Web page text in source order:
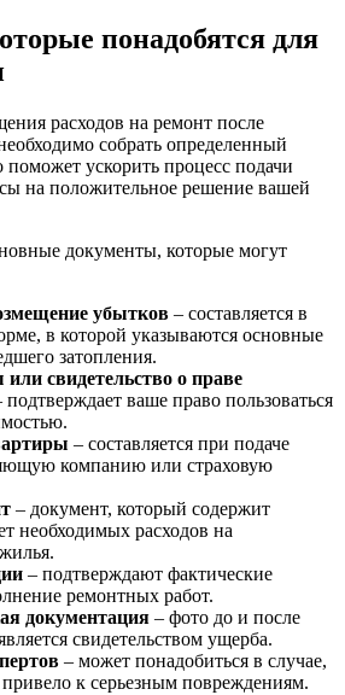
понадобятся для
расходов на ремонт после
собрать определенный
ускорить процесс подачи
на положительное решение вашей
документы, которые могут
убытков – составляется в
в которой указываются основные
затопления.
свидетельство о праве
подтверждает ваше право пользоваться
– составляется при подаче
компанию или страховую
– документ, который содержит
необходимых расходов на
– подтверждают фактические
ремонтных работ.
документация – фото до и после
свидетельством ущерба.
– может понадобиться в случае,
привело к серьезным повреждениям.